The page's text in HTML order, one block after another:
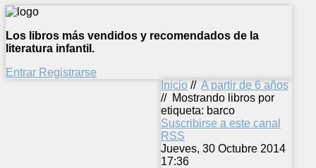
Los libros más vendidos y recomendados de la
literatura infantil.
Entrar Registrarse
Inicio // A partir de 6 años
// Mostrando libros por
etiqueta: barco
Suscribirse a este canal
RSS
Jueves, 30 Octubre 2014
17:36